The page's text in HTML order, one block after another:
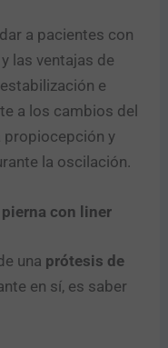
a pacientes con
las ventajas de
e
a los cambios del
propiocepción y
la oscilación.
con liner
una prótesis de
en sí, es saber